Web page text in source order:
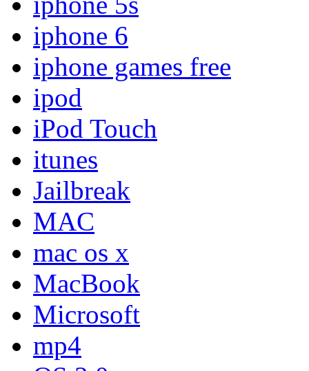
iphone 6
iphone games free
ipod
iPod Touch
itunes
Jailbreak
MAC
mac os x
MacBook
Microsoft
mp4